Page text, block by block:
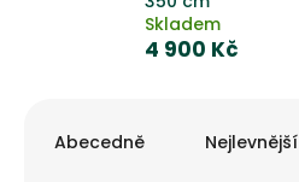
Skladem
4 900 Kč
Abecedně Nejlevnější